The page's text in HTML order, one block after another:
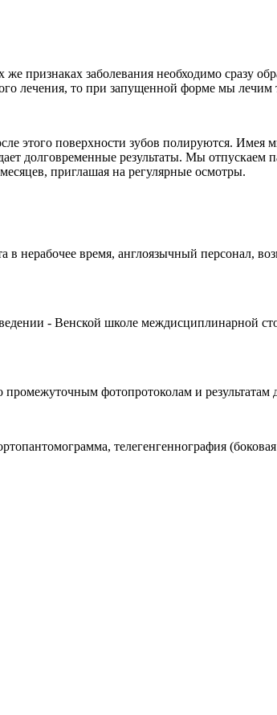
признаках заболевания необходимо сразу
лечения, то при запущенной форме мы лечим
этого поверхности зубов полируются. Имея
долговременные результаты. Мы отпускаем
приглашая на регулярные осмотры.
время, англоязычный персонал,
- Венской школе междисциплинарной
фотопротоколам и результатам
телегенгеннография